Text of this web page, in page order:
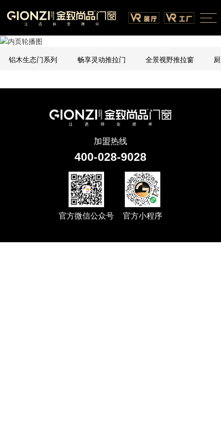
铝木生态门系列 畅享灵动推拉门 全景视野推拉窗
加盟热线
400-028-9028
官方微信公众号 官方小程序